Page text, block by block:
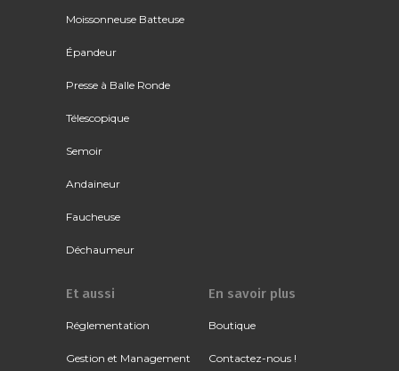
Moissonneuse Batteuse
Épandeur
Presse à Balle Ronde
Télescopique
Semoir
Andaineur
Faucheuse
Déchaumeur
Et aussi
Réglementation
Gestion et Management
En savoir plus
Boutique
Contactez-nous !